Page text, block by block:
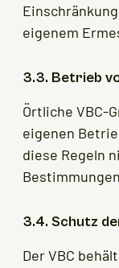
eigenem
3.3. Betrieb
Örtliche VBC-
eigenen
diese Regeln
3.4. Schutz
Der VBC